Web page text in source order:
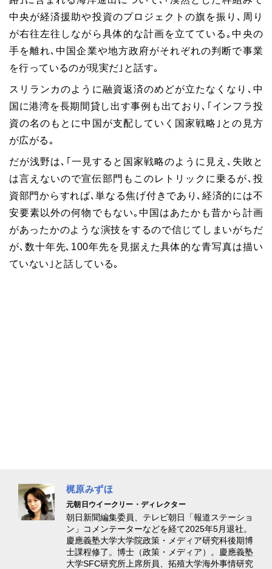
中央が経済援助や投資のプロジェクトの旗を振り､周り
が右往左往しながら具体的な計画を立てている｡中央の
手を離れ､中国企業や地方政府がそれぞれの判断で事業
を行っているのが現実だ｣と話す｡
スリランカのように融資返済のめどが立たなくなり､中
国に港湾を長期間貸し出す事例も出ており､｢インフラ投
資の名のもとに中国が支配していく国家戦略｣との見方
が広がる｡
だが浅野は､｢一見すると国家戦略のように見え､失敗と
は言えないので宣伝部門もこのレトリックに乗るが､投
資部門からすれば､単なる焦げ付きであり､経済的には不
安要素以外の何物でもない｡中国はあたかも昔から計画
があったかのような演技をするので信じてしまいがちだ
が､数十年先､ 100年先を見据えた具体的な青写真は描い
ていない｣と話している｡
梶原みずほ
元朝日ウイークリー・ディレクター
朝日新聞編集委員、テレビ朝日「報道ステーショ
ン」コメンテーターなどを経て2025年5月退社。
慶應義塾大学大学院政策・メディア研究科後期博
士課程修了。博士（政策・メディア）。慶應義塾
大学SFC研究所上席所員、拓殖大学海外事情研究